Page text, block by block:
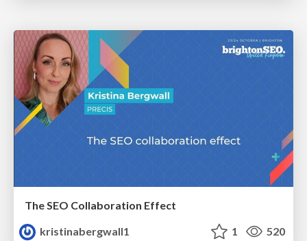
The SEO Collaboration Effect
kristinabergwall1
1 520